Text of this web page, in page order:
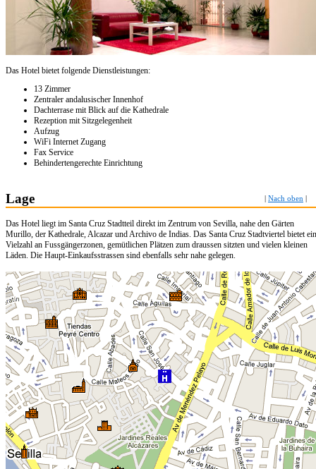
Das Hotel bietet folgende Dienstleistungen:
13 Zimmer
Zentraler andalusischer Innenhof
Dachterrase mit Blick auf die Kathedrale
Rezeption mit Sitzgelegenheit
Aufzug
WiFi Internet Zugang
Fax Service
Behindertengerechte Einrichtung
Lage Nach oben
Das Hotel liegt im Santa Cruz Stadtteil direkt im Zentrum von Sevilla, nahe den Gärten
Murillo, der Kathedrale, Alcazar und Archivo de Indias. Das Santa Cruz Stadtviertel bietet
Vielzahl an Fussgängerzonen, gemütlichen Plätzen zum draussen sitzten und vielen kleinen
Läden. Die Haupt-Einkaufsstrassen sind ebenfalls sehr nahe gelegen.